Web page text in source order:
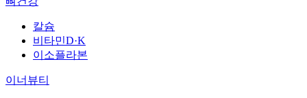
칼슘
비타민D·K
이소플라본
이너뷰티